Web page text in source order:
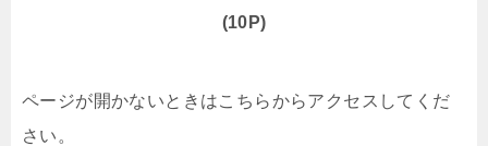
(10P)
ページが開かないときはこちらからアクセスしてくだ
さい。